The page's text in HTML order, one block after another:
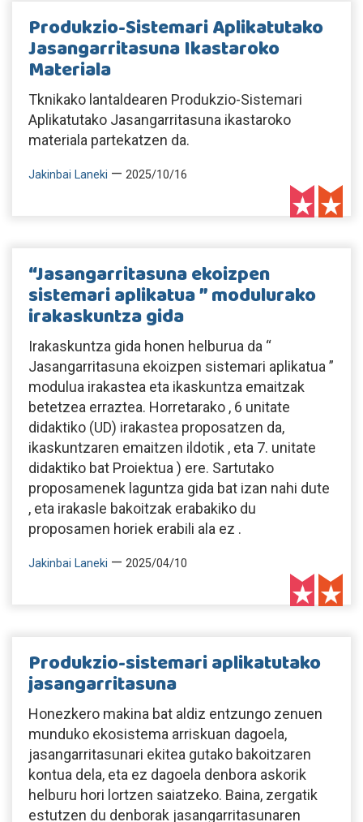
Produkzio-Sistemari Aplikatutako
Jasangarritasuna Ikastaroko
Materiala
Tknikako lantaldearen Produkzio-Sistemari
Aplikatutako Jasangarritasuna ikastaroko
materiala partekatzen da.
Jakinbai Laneki — 2025/10/16
“Jasangarritasuna ekoizpen
sistemari aplikatua ” modulurako
irakaskuntza gida
Irakaskuntza gida honen helburua da “
Jasangarritasuna ekoizpen sistemari aplikatua ”
modulua irakastea eta ikaskuntza emaitzak
betetzea erraztea. Horretarako , 6 unitate
didaktiko (UD) irakastea proposatzen da,
ikaskuntzaren emaitzen ildotik , eta 7. unitate
didaktiko bat Proiektua ) ere. Sartutako
proposamenek laguntza gida bat izan nahi dute
, eta irakasle bakoitzak erabakiko du
proposamen horiek erabili ala ez .
Jakinbai Laneki — 2025/04/10
Produkzio-sistemari aplikatutako
jasangarritasuna
Honezkero makina bat aldiz entzungo zenuen
munduko ekosistema arriskuan dagoela,
jasangarritasunari ekitea gutako bakoitzaren
kontua dela, eta ez dagoela denbora askorik
helburu hori lortzen saiatzeko. Baina, zergatik
estutzen du denborak jasangarritasunaren